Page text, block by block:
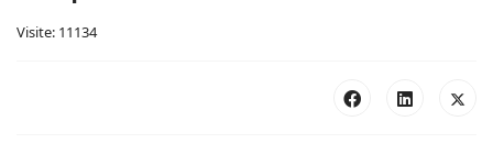
Visite: 11134